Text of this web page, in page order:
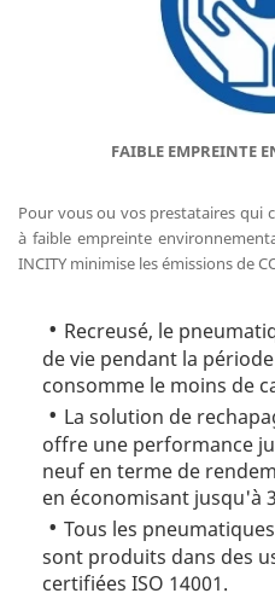
FAIBLE EMPREINTE
Pour vous ou vos prestataires qui
à faible empreinte
INCITY minimise les émissions de
Recreusé, le
de vie pendant la
consomme le moins de
La solution de
offre une performance
neuf en terme de
en économisant jusqu'à
Tous les
sont produits dans des
certifiées ISO 14001.